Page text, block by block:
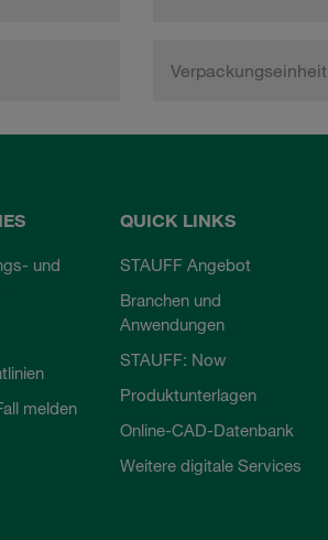
Verpackungseinheit
und
melden
QUICK LINKS
STAUFF Angebot
Branchen und
Anwendungen
STAUFF: Now
Produktunterlagen
Online-CAD-Datenbank
Weitere digitale Services